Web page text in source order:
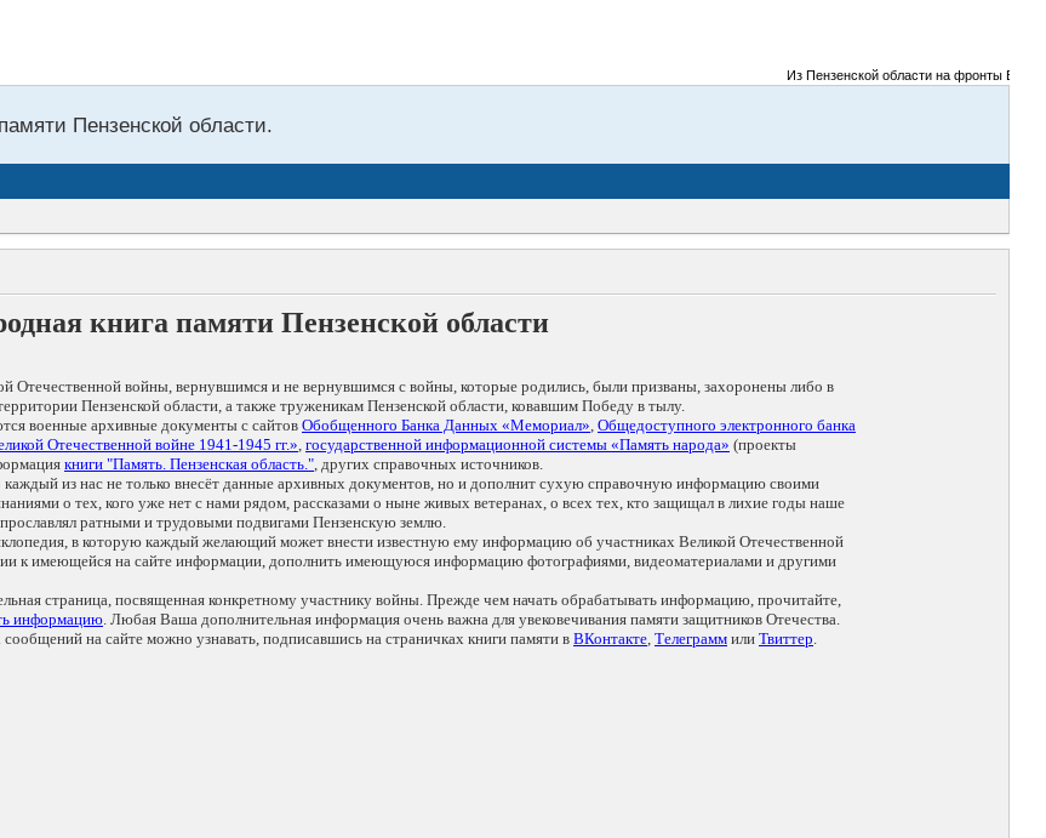
Из Пензенской области на фронты
Пензенской области.
книга памяти Пензенской области
Отечественной войны, вернувшимся и не вернувшимся с войны, которые родились, были призваны, захоронены либо в
Пензенской области, а также труженикам Пензенской области, ковавшим Победу в тылу.
военные архивные документы с сайтов Обобщенного Банка Данных «Мемориал», Общедоступного электронного банка
Отечественной войне 1941-1945 гг.», государственной информационной системы «Память народа» (проекты
книги "Память. Пензенская область.", других справочных источников.
каждый из нас не только внесёт данные архивных документов, но и дополнит сухую справочную информацию своими
о тех, кого уже нет с нами рядом, рассказами о ныне живых ветеранах, о всех тех, кто защищал в лихие годы наше
ратными и трудовыми подвигами Пензенскую землю.
в которую каждый желающий может внести известную ему информацию об участниках Великой Отечественной
к имеющейся на сайте информации, дополнить имеющуюся информацию фотографиями, видеоматериалами и другими
страница, посвященная конкретному участнику войны. Прежде чем начать обрабатывать информацию, прочитайте,
информацию. Любая Ваша дополнительная информация очень важна для увековечивания памяти защитников Отечества.
на сайте можно узнавать, подписавшись на страничках книги памяти в ВКонтакте, Телеграмм или Твиттер.